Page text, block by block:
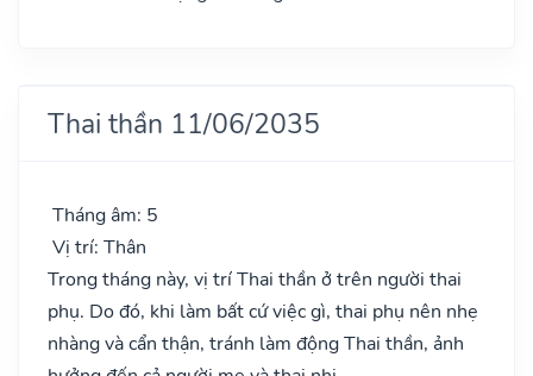
Thai thần 11/06/2035
Tháng âm: 5
Vị trí: Thân
Trong tháng này, vị trí Thai thần ở trên người thai
phụ. Do đó, khi làm bất cứ việc gì, thai phụ nên nhẹ
nhàng và cẩn thận, tránh làm động Thai thần, ảnh